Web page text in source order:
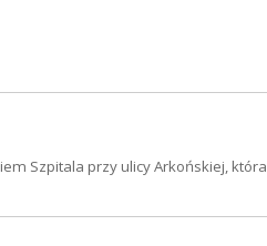
Szpitala przy ulicy Arkońskiej, która